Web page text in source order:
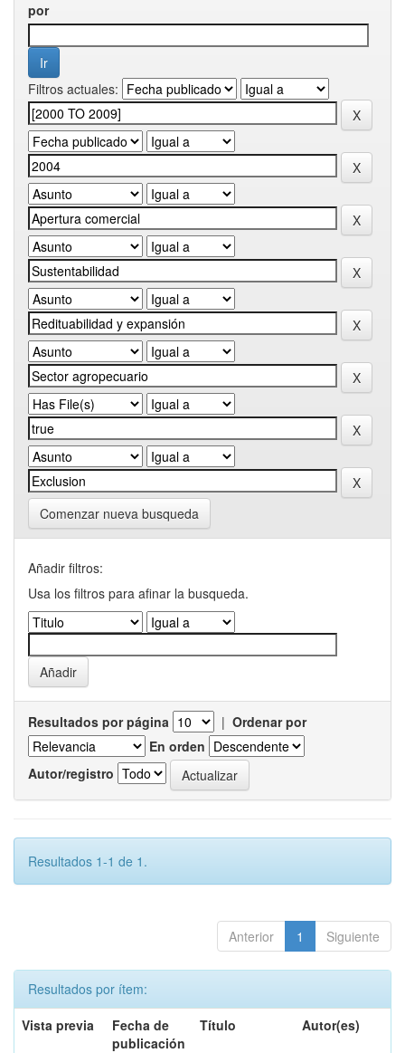
por
Filtros actuales:
Comenzar nueva busqueda
Añadir filtros:
Usa los filtros para afinar la busqueda.
Resultados por página | Ordenar por
En orden
Autor/registro
Resultados 1-1 de 1.
Anterior 1 Siguiente
Resultados por ítem:
Vista previa
Fecha de
publicación
Título Autor(es)